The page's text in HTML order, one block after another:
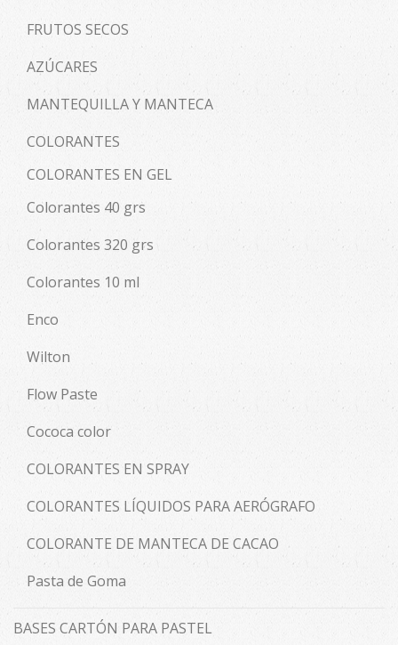
FRUTOS SECOS
AZÚCARES
MANTEQUILLA Y MANTECA
COLORANTES
COLORANTES EN GEL
Colorantes 40 grs
Colorantes 320 grs
Colorantes 10 ml
Enco
Wilton
Flow Paste
Cococa color
COLORANTES EN SPRAY
COLORANTES LÍQUIDOS PARA AERÓGRAFO
COLORANTE DE MANTECA DE CACAO
Pasta de Goma
BASES CARTÓN PARA PASTEL